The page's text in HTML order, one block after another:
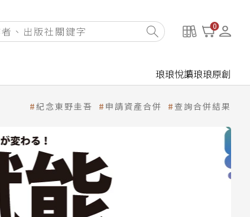
0
琅琅悅讀琅琅原創
紀念東野圭吾 申請資產合併 查詢合併結果